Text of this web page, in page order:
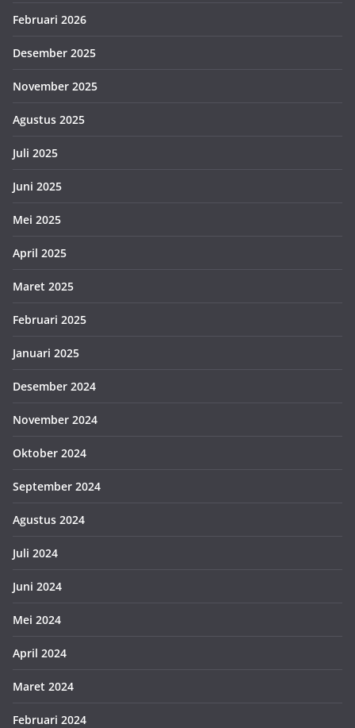
Februari 2026
Desember 2025
November 2025
Agustus 2025
Juli 2025
Juni 2025
Mei 2025
April 2025
Maret 2025
Februari 2025
Januari 2025
Desember 2024
November 2024
Oktober 2024
September 2024
Agustus 2024
Juli 2024
Juni 2024
Mei 2024
April 2024
Maret 2024
Februari 2024